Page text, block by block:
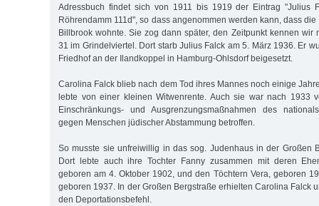
Adressbuch findet sich von 1911 bis 1919 der Eintrag "Julius
Röhrendamm 111d", so dass angenommen werden kann, dass
Billbrook wohnte. Sie zog dann später, den Zeitpunkt kennen wir
31 im Grindelviertel. Dort starb Julius Falck am 5. März 1936. Er
Friedhof an der Ilandkoppel in Hamburg-Ohlsdorf beigesetzt.
Carolina Falck blieb nach dem Tod ihres Mannes noch einige
lebte von einer kleinen Witwenrente. Auch sie war nach 1933
Einschränkungs- und Ausgrenzungsmaßnahmen des
gegen Menschen jüdischer Abstammung betroffen.
So musste sie unfreiwillig in das sog. Judenhaus in der Großen
Dort lebte auch ihre Tochter Fanny zusammen mit deren
geboren am 4. Oktober 1902, und den Töchtern Vera, geboren
geboren 1937. In der Großen Bergstraße erhielten Carolina Falck
den Deportationsbefehl.